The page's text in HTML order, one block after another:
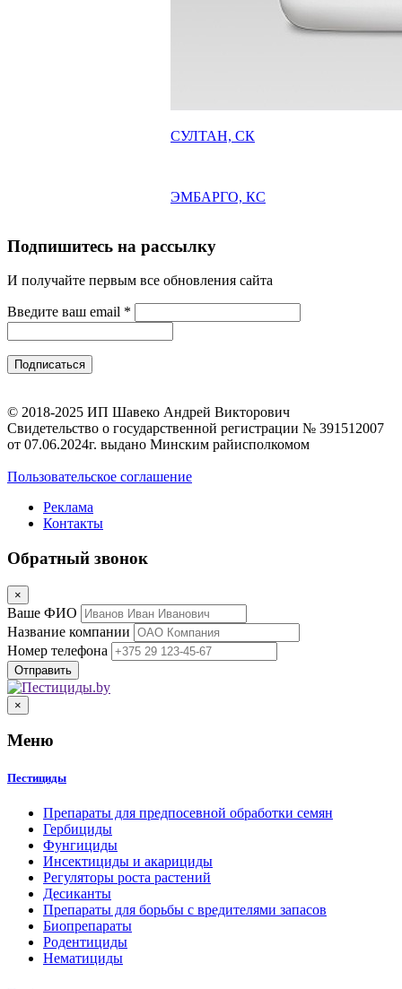
СУЛТАН, СК
ЭМБАРГО, КС
Подпишитесь на рассылку
И получайте первым все обновления сайта
Введите ваш email *
© 2018-2025 ИП Шавеко Андрей Викторович
Свидетельство о государственной регистрации № 391512007
от 07.06.2024г. выдано Минским райисполкомом
Пользовательское соглашение
Реклама
Контакты
Обратный звонок
×
Ваше ФИО
Название компании
Номер телефона
×
Меню
Пестициды
Препараты для предпосевной обработки семян
Гербициды
Фунгициды
Инсектициды и акарициды
Регуляторы роста растений
Десиканты
Препараты для борьбы с вредителями запасов
Биопрепараты
Родентициды
Нематициды